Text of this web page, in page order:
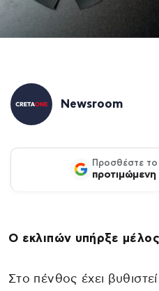
Newsroom
Προσθέστε
Ο εκλιπών υπήρξε
Στο πένθος έχει βυθιστεί